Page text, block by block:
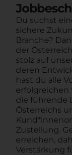
Du suchst
sichere
Branche?
der
stolz auf
deren
hast du alle
erfolgreichen
die führende
Österreichs
Zustellung.
erreichen,
Verstärkung